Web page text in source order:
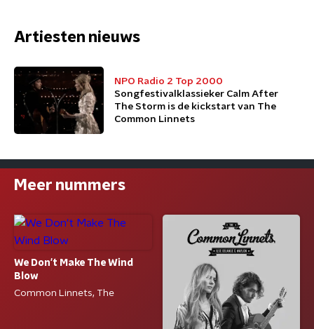
Artiesten nieuws
NPO Radio 2 Top 2000
Songfestivalklassieker Calm After
The Storm is de kickstart van The
Common Linnets
Meer nummers
We Don't Make The Wind
Blow
Common Linnets, The